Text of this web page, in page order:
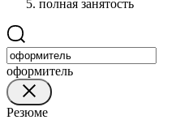
полная занятость
оформитель
Резюме